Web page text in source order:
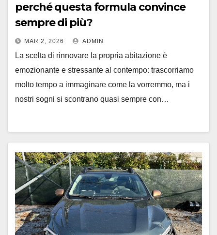
perché questa formula convince
sempre di più?
MAR 2, 2026 ADMIN
La scelta di rinnovare la propria abitazione è
emozionante e stressante al contempo: trascorriamo
molto tempo a immaginare come la vorremmo, ma i
nostri sogni si scontrano quasi sempre con…